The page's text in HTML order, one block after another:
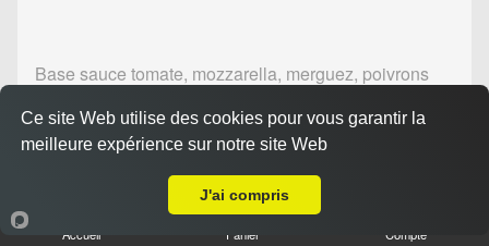
Base sauce tomate, mozzarella, merguez, poivrons
Accueil Panier Compte
Ce site Web utilise des cookies pour vous garantir la
meilleure expérience sur notre site Web
J'ai compris